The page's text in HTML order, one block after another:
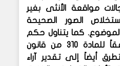
مواقعة الأنثى بغير
الصور الصحيحة
كما يتناول حكم
الإدانة وأهمية تسبيبه وفقاً للمادة 310 من قانون
أيضاً إلى تقدير آراء